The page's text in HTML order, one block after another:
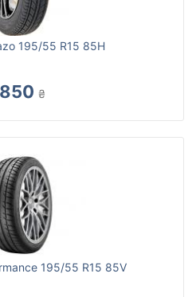
195/55 R15 85H
₴
195/55 R15 85V